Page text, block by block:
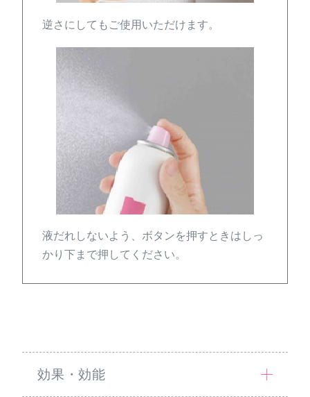
逆さにしてもご使用いただけます。
液だれしないよう、ボタンを押すときはしっ
かり下まで押してください。
効果・効能